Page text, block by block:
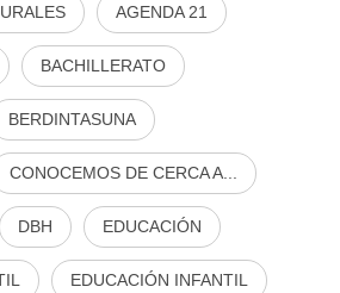
AGENDA 21
BACHILLERATO
BERDINTASUNA
CONOCEMOS DE CERCA A...
DBH EDUCACIÓN
EDUCACIÓN INFANTIL